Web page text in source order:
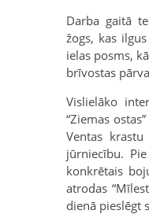
Darba gaitā
žogs, kas
ielas posms,
brīvostas
Vislielāko
“Ziemas
Ventas
jūrniecību.
konkrētais
atrodas
dienā pieslēgt